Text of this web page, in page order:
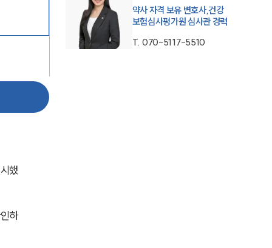
했
하
약사 자격 보유 변호사,건강
보험심사평가원 심사관 경력
T. 070-5117-5510